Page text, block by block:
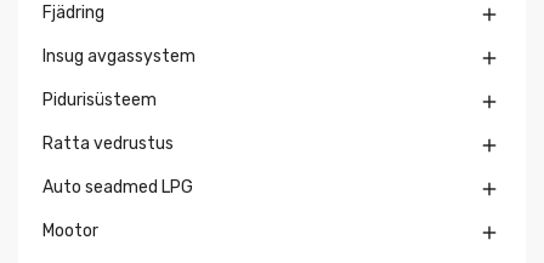
Fjädring 
Insug avgassystem 
Pidurisüsteem 
Ratta vedrustus 
Auto seadmed LPG 
Mootor 